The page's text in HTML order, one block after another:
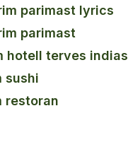
parimast lyrics
parimast
hotell terves indias
sushi
restoran